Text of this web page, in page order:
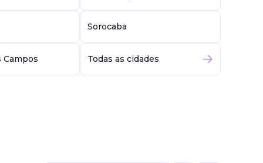
Sorocaba
Campos Todas as cidades